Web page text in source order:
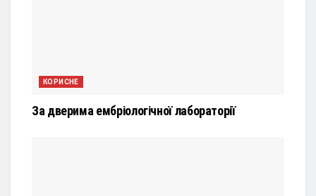
КОРИСНЕ
За дверима ембріологічної лабораторії